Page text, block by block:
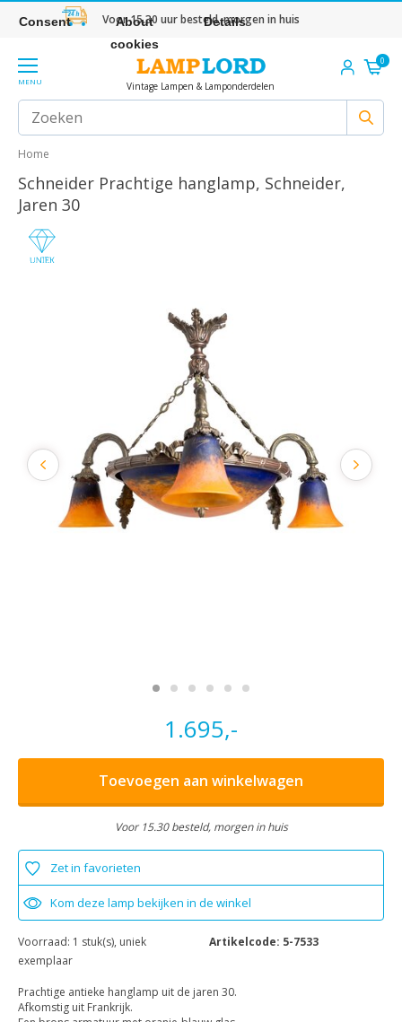
Voor 15.30 uur besteld, morgen in huis
MENU Vintage Lampen & Lamponderdelen
0
Home
Schneider Prachtige hanglamp, Schneider,
Jaren 30
1.695,-
Toevoegen aan winkelwagen
Voor 15.30 besteld, morgen in huis
Zet in favorieten
Kom deze lamp bekijken in de winkel
Voorraad: 1 stuk(s), uniek
exemplaar
Artikelcode: 5-7533
Prachtige antieke hanglamp uit de jaren 30.
Afkomstig uit Frankrijk.
Consent
About
cookies
Details